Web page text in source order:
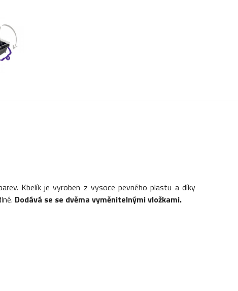
Kbelík je vyroben z vysoce pevného plastu a díky
Dodává se se dvěma vyměnitelnými vložkami.